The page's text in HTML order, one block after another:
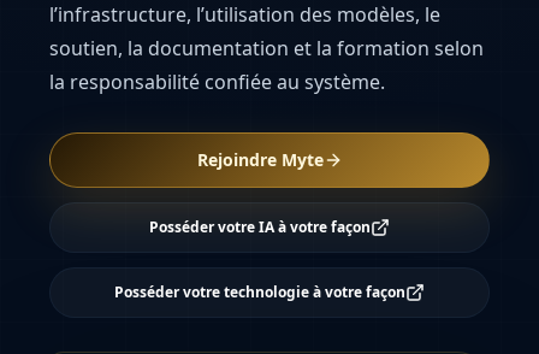
l’infrastructure, l’utilisation des modèles, le
soutien, la documentation et la formation selon
la responsabilité confiée au système.
Rejoindre Myte
Posséder votre IA à votre façon
Posséder votre technologie à votre façon